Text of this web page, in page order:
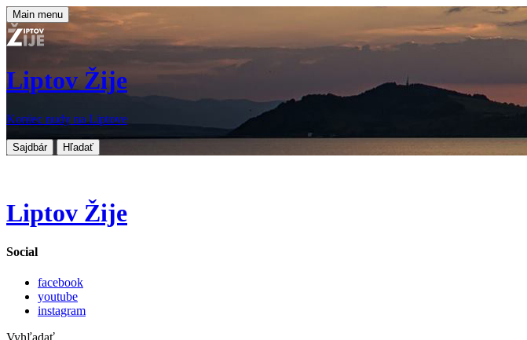
Main menu
Liptov Žije
Koniec nudy na Liptove
Sajdbár Hľadať
Liptov Žije
Social
facebook
youtube
instagram
Vyhľadať